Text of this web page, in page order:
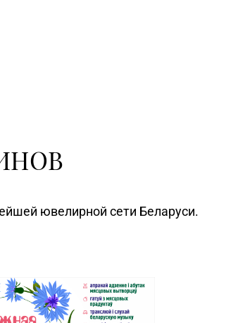
ювелирной сети Беларуси.